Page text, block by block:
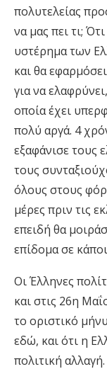
πολυτελείας
να μας πει τι;
υστέρημα των
και θα
για να
οποία έχει
πολύ αργά. 4
εξαφάνισε τους
τους
όλους στους
μέρες πριν τις
επειδή θα
επίδομα σε
Οι Έλληνες
και στις 26η
το οριστικό
εδώ, και ότι η
πολιτική αλλαγή.